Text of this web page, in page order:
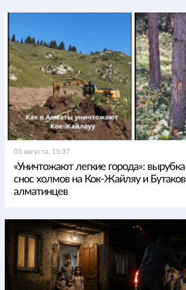
03 августа, 15:37
«Уничтожают легкие города»:
снос холмов на Кок-Жайляу и
алматинцев